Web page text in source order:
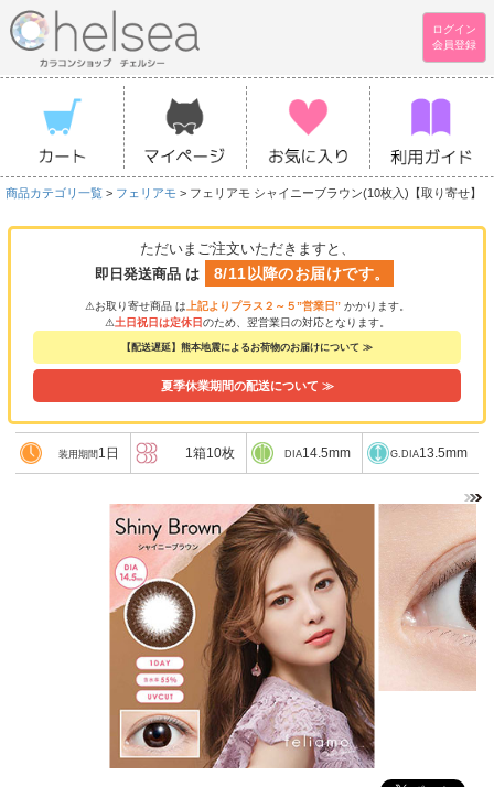
ログイン
会員登録
商品カテゴリ一覧 > フェリアモ > フェリアモ シャイニーブラウン(10枚入)【取り寄せ】
ただいまご注文いただきますと、
即日発送商品 は
8/11以降のお届けです。
⚠お取り寄せ商品 は 上記よりプラス２～５”営業日” かかります。
⚠土日祝日は定休日のため、翌営業日の対応となります。
【配送遅延】熊本地震によるお荷物のお届けについて ≫
夏季休業期間の配送について ≫
装用期間 1日 1箱10枚 DIA14.5mm G.DIA13.5mm